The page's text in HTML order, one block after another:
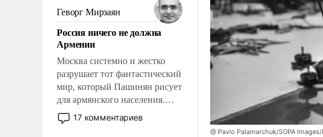
Сложившаяся ситуация
означает многолетний период
уязвимости США, например,
перед Китаем.
Геворг Мирзаян
Россия ничего не должна
Армении
Москва системно и жестко
разрушает тот фантастический
мир, который Пашинян рисует
для армянского населения.
Мир, где политические
прожекты будут безусловно
17 комментариев
@ Pavlo Palamarchuk/SOPA